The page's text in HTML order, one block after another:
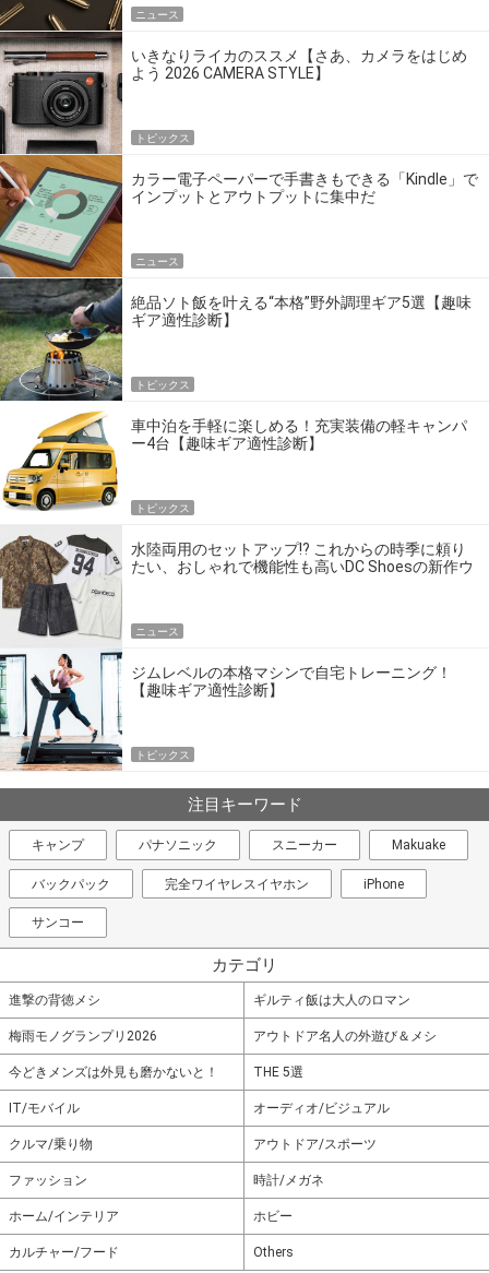
ニュース
いきなりライカのススメ【さあ、カメラをはじめ
よう 2026 CAMERA STYLE】
トピックス
カラー電子ペーパーで手書きもできる「Kindle」で
インプットとアウトプットに集中だ
ニュース
絶品ソト飯を叶える“本格”野外調理ギア5選【趣味
ギア適性診断】
トピックス
車中泊を手軽に楽しめる！充実装備の軽キャンパ
ー4台【趣味ギア適性診断】
トピックス
水陸両用のセットアップ!? これからの時季に頼り
たい、おしゃれで機能性も高いDC Shoesの新作ウ
ニュース
ジムレベルの本格マシンで自宅トレーニング！
【趣味ギア適性診断】
トピックス
注目キーワード
キャンプ パナソニック スニーカー Makuake
バックパック 完全ワイヤレスイヤホン iPhone
サンコー
カテゴリ
進撃の背徳メシ ギルティ飯は大人のロマン
梅雨モノグランプリ2026 アウトドア名人の外遊び＆メシ
今どきメンズは外見も磨かないと！ THE 5選
IT/モバイル オーディオ/ビジュアル
クルマ/乗り物 アウトドア/スポーツ
ファッション 時計/メガネ
ホーム/インテリア ホビー
カルチャー/フード Others